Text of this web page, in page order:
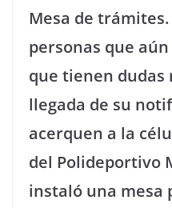
Mesa de
personas que
que tienen dudas
llegada de su
acerquen a la
del Polideportivo
instaló una mesa